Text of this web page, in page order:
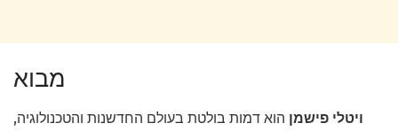
מבוא
ויטלי פישמן הוא דמות בולטת בעולם החדשנות והטכנולוגיה,